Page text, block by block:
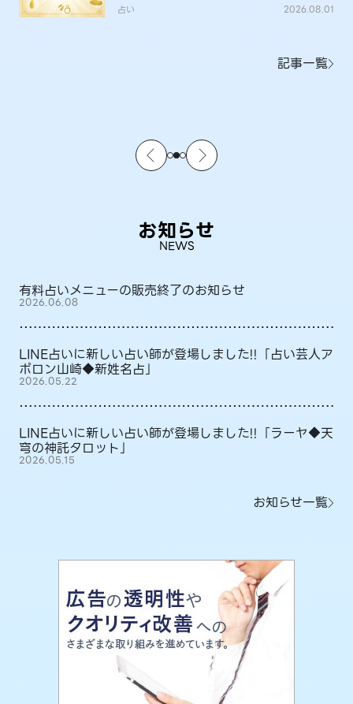
占い 2026.08.01
記事一覧
お知らせ
NEWS
有料占いメニューの販売終了のお知らせ
2026.06.08
LINE占いに新しい占い師が登場しました!!「占い芸人ア
ポロン山崎◆新姓名占」
2026.05.22
LINE占いに新しい占い師が登場しました!!「ラーヤ◆天
穹の神託タロット」
2026.05.15
お知らせ一覧